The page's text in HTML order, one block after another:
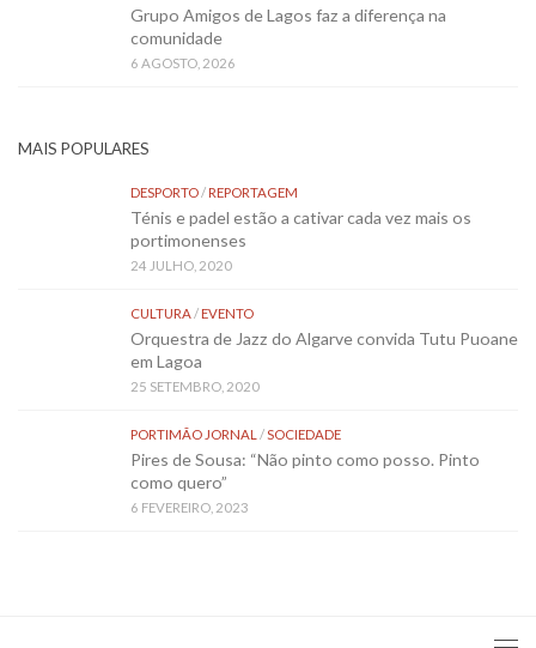
Grupo Amigos de Lagos faz a diferença na
comunidade
6 AGOSTO, 2026
MAIS POPULARES
DESPORTO/REPORTAGEM
Ténis e padel estão a cativar cada vez mais os
portimonenses
24 JULHO, 2020
CULTURA/EVENTO
Orquestra de Jazz do Algarve convida Tutu Puoane
em Lagoa
25 SETEMBRO, 2020
PORTIMÃO JORNAL /SOCIEDADE
Pires de Sousa: “Não pinto como posso. Pinto
como quero”
6 FEVEREIRO, 2023